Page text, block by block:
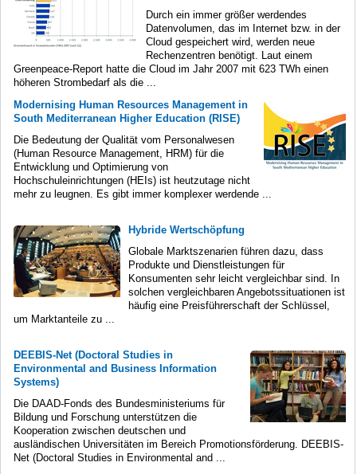
Durch ein immer größer werdendes
Datenvolumen, das im Internet bzw. in der
Cloud gespeichert wird, werden neue
Rechenzentren benötigt. Laut einem
Greenpeace-Report hatte die Cloud im Jahr 2007 mit 623 TWh einen
höheren Strombedarf als die ...
Modernising Human Resources Management in
South Mediterranean Higher Education (RISE)
Die Bedeutung der Qualität vom Personalwesen
(Human Resource Management, HRM) für die
Entwicklung und Optimierung von
Hochschuleinrichtungen (HEIs) ist heutzutage nicht
mehr zu leugnen. Es gibt immer komplexer werdende ...
Hybride Wertschöpfung
Globale Marktszenarien führen dazu, dass
Produkte und Dienstleistungen für
Konsumenten sehr leicht vergleichbar sind. In
solchen vergleichbaren Angebotssituationen ist
häufig eine Preisführerschaft der Schlüssel,
um Marktanteile zu ...
DEEBIS-Net (Doctoral Studies in
Environmental and Business Information
Systems)
Die DAAD-Fonds des Bundesministeriums für
Bildung und Forschung unterstützen die
Kooperation zwischen deutschen und
ausländischen Universitäten im Bereich Promotionsförderung. DEEBIS-
Net (Doctoral Studies in Environmental and ...